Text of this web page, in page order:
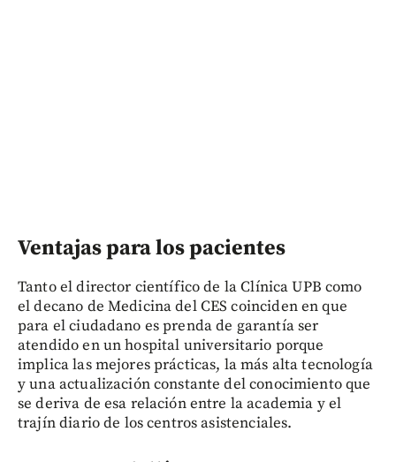
Ventajas para los pacientes
Tanto el director científico de la Clínica UPB como
el decano de Medicina del CES coinciden en que
para el ciudadano es prenda de garantía ser
atendido en un hospital universitario porque
implica las mejores prácticas, la más alta tecnología
y una actualización constante del conocimiento que
se deriva de esa relación entre la academia y el
trajín diario de los centros asistenciales.